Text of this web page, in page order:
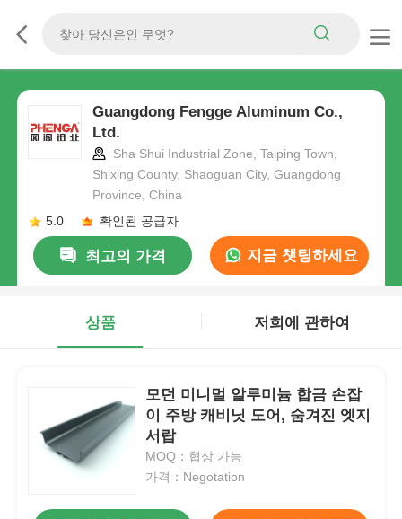
Guangdong Fengge Aluminum Co.,
Ltd.
Sha Shui Industrial Zone, Taiping Town,
Shixing County, Shaoguan City, Guangdong
Province, China
5.0
확인된 공급자
최고의 가격 지금 챗팅하세요
상품 저희에 관하여
모던 미니멀 알루미늄 합금 손잡
이 주방 캐비닛 도어, 숨겨진 엣지
서랍
MOQ：협상 가능
가격：Negotation